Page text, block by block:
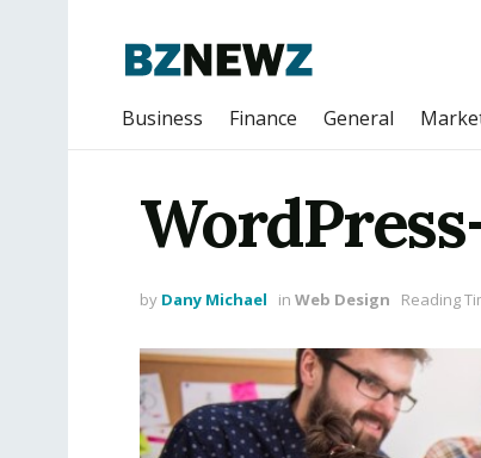
Business Finance General
by Dany Michael in Web Design Reading